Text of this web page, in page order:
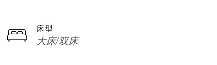
床型
大床/双床